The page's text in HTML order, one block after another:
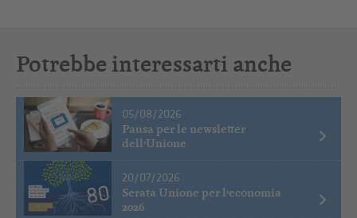
Potrebbe interessarti anche
05/08/2026
Pausa per le newsletter
dell’Unione
20/07/2026
Serata Unione per l’economia
2026